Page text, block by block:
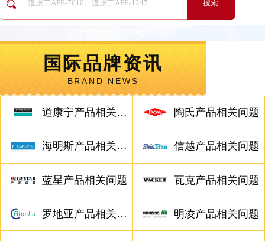
国际品牌资讯
BRAND NEWS
道康宁产品相关问题 陶氏产品相关问题
海明斯产品相关问题 信越产品相关问题
蓝星产品相关问题 瓦克产品相关问题
罗地亚产品相关问题 明凌产品相关问题